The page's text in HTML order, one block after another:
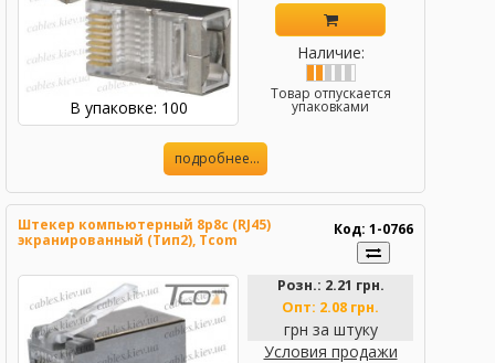
В упаковке: 100
Наличие:
Товар отпускается
упаковками
подробнее...
Штекер компьютерный 8р8с (RJ45)
экранированный (Тип2), Tcom
Код: 1-0766
Розн.: 2.21 грн.
Опт: 2.08 грн.
грн за штуку
Условия продажи